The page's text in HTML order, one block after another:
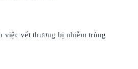
việc vết thương bị nhiễm trùng